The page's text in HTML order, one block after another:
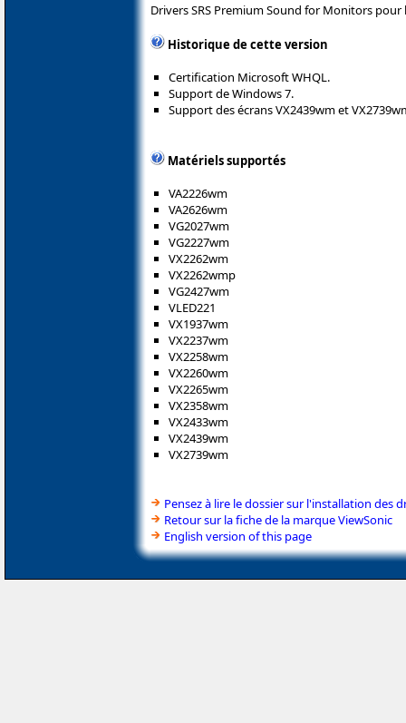
Drivers SRS Premium Sound for Monitors
Historique de cette version
Certification Microsoft WHQL.
Support de Windows 7.
Support des écrans VX2439wm et
Matériels supportés
VA2226wm
VA2626wm
VG2027wm
VG2227wm
VX2262wm
VX2262wmp
VG2427wm
VLED221
VX1937wm
VX2237wm
VX2258wm
VX2260wm
VX2265wm
VX2358wm
VX2433wm
VX2439wm
VX2739wm
Pensez à lire le dossier sur l'installation des
Retour sur la fiche de la marque ViewSonic
English version of this page